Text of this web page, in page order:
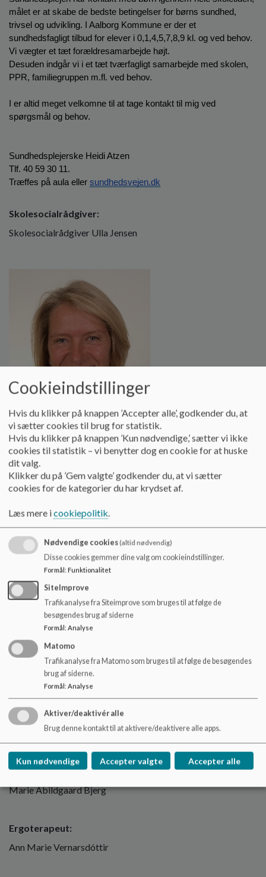
målet er at skabe de bedste betingelser for børns sundhed,
trivsel og udvikling. I Aalborg Kommune er der et
sundhedsfagligt tilbud for elever i 0,1,4,5,7,8,9 kl. og ved behov.
Vi vægter et tæt forældresamarbejde højt.
Desuden indgår vi i et tæt tværfagligt samarbejde med skolen,
PPR, familiegruppen m.fl. ved behov.
I er altid meget velkomne til at tage kontakt til mig ved
spørgsmål og behov.
Sundhedsplejerske Heidi Atzen
Tlf. 40 59 30 11.
Træffes på aula eller sundhedsvejen.dk
Skolesocialrådgiver:
Skolesocialrådgiver Ulla Jensen
Skolesocialrådgiver kan inddrages, hvis en elev, forældre eller
eller den unges trivsel og udvikling i skolen. Det kan f.eks. være,
hvis en elev har mange konflikter, megen fravær eller ved
forandringer i familien.
Herudover kan jeg være med til at understøtte samarbejdet
mellem familiegruppe, PPR, skole og forældre, hvis der er brug
offentlige eller frivillige tilbud.
I er altid meget velkomne til at tage kontakt til mig ved
spørgsmål og behov.
Fysisk træffetid på Sulsted skole: Onsdag i ulige uger
Tel: 31 99 00 11
ulje-jv@aalborg.dk
Aula: du kan også skrive til mig på Aula
Psykologbetjening:
Ana Surudzhiyska Frandsen
Specialpædagogisk konsulent:
Marie Abildgaard Bjerg
Ergoterapeut:
Ann Marie Vernarsdóttir
Cookieindstillinger
Hvis du klikker på knappen ’Accepter alle’, godkender du, at
vi sætter cookies til brug for statistik.
Hvis du klikker på knappen ’Kun nødvendige,’ sætter vi ikke
cookies til statistik – vi benytter dog en cookie for at huske
dit valg.
Klikker du på ’Gem valgte’ godkender du, at vi sætter
cookies for de kategorier du har krydset af.
Læs mere icookiepolitik.
Nødvendige cookies(altid nødvendig)
Disse cookies gemmer dine valg om cookieindstillinger.
Formål: Funktionalitet
SiteImprove
Trafikanalyse fra Siteimprove som bruges til at følge de
besøgendes brug af siderne
Formål : Analyse
Matomo
Trafikanalyse fra Matomo som bruges til at følge de besøgendes
brug af siderne.
Formål: Analyse
Aktiver/deaktivér alle
Brug denne kontakt til at aktivere/deaktivere alle apps.
Kun nødvendige Accepter valgte Accepter alle